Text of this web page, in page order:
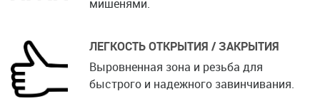
мишенями.
ЛЕГКОСТЬ ОТКРЫТИЯ / ЗАКРЫТИЯ
Выровненная зона и резьба для
быстрого и надежного завинчивания.